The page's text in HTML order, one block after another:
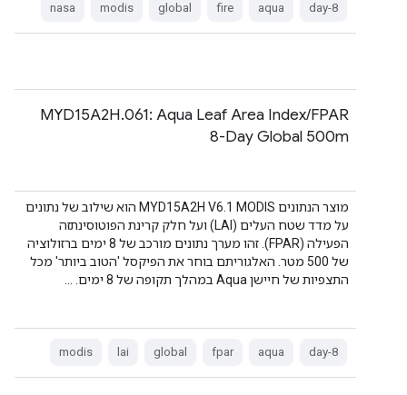
8-day
aqua
fire
global
modis
nasa
‫MYD15A2H.061: Aqua Leaf Area Index/FPAR
8-Day Global 500m
מוצר הנתונים MYD15A2H V6.1 MODIS הוא שילוב של נתונים
על מדד שטח העלים (LAI) ועל חלק קרינת הפוטוסינתזה
הפעילה (FPAR). זהו מערך נתונים מורכב של 8 ימים ברזולוציה
של 500 מטר. האלגוריתם בוחר את הפיקסל 'הטוב ביותר' מכל
התצפיות של חיישן Aqua במהלך תקופה של 8 ימים. …
8-day
aqua
fpar
global
lai
modis